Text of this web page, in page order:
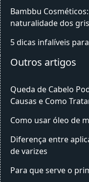
Bambbu
naturalidade dos
5 dicas infalíveis
Outros artigos
Queda de Cabelo
Causas e Como
Como usar óleo de
Diferença entre
de varizes
Para que serve o